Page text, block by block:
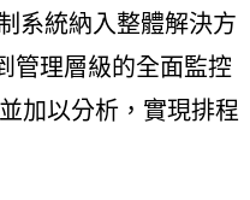
系統納入整體解決方
管理層級的全面監控
加以分析，實現排程